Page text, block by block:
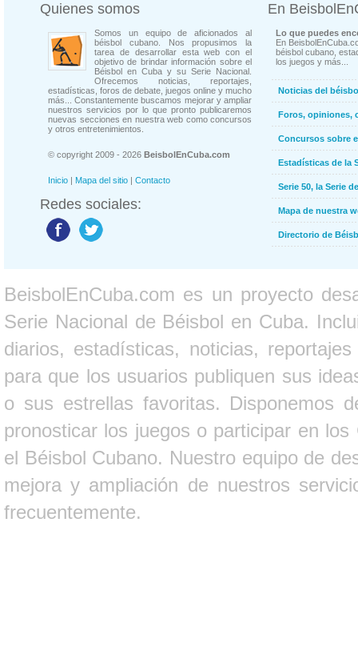
Quienes somos
Somos un equipo de aficionados al
béisbol cubano. Nos propusimos la
tarea de desarrollar esta web con el
objetivo de brindar información sobre el
Béisbol en Cuba y su Serie Nacional.
Ofrecemos noticias, reportajes,
estadísticas, foros de debate, juegos online y mucho
más... Constantemente buscamos mejorar y ampliar
nuestros servicios por lo que pronto publicaremos
nuevas secciones en nuestra web como concursos
y otros entretenimientos.
© copyright 2009 - 2026 BeisbolEnCuba.com
Inicio | Mapa del sitio | Contacto
Redes sociales:
En
Lo que puedes
En
béisbol cubano,
los juegos y más...
Noticias del
Foros, opiniones,
Concursos sobre
Estadísticas de la
Serie 50, la Serie
Mapa de nuestra
Directorio de
BeisbolEnCuba.com es un proyecto
Serie Nacional de Béisbol en Cuba.
diarios, estadísticas, noticias,
para que los usuarios publiquen sus
o sus estrellas favoritas. Disponemos
pronosticar los juegos o participar en
el Béisbol Cubano. Nuestro equipo de
mejora y ampliación de nuestros
frecuentemente.